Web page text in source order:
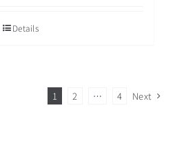
Details
1 2 … 4 Next